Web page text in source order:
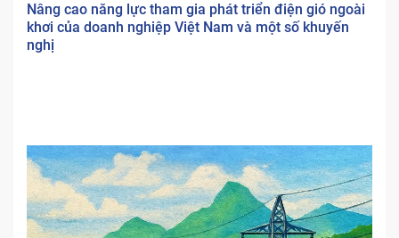
Nâng cao năng lực tham gia phát triển điện gió ngoài
khơi của doanh nghiệp Việt Nam và một số khuyến
nghị